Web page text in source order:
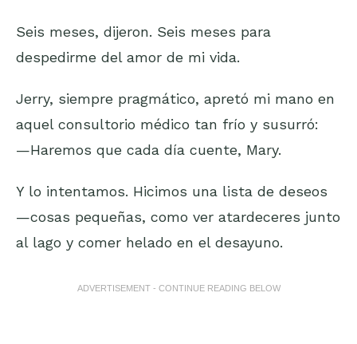
Seis meses, dijeron. Seis meses para
despedirme del amor de mi vida.
Jerry, siempre pragmático, apretó mi mano en
aquel consultorio médico tan frío y susurró:
—Haremos que cada día cuente, Mary.
Y lo intentamos. Hicimos una lista de deseos
—cosas pequeñas, como ver atardeceres junto
al lago y comer helado en el desayuno.
ADVERTISEMENT - CONTINUE READING BELOW